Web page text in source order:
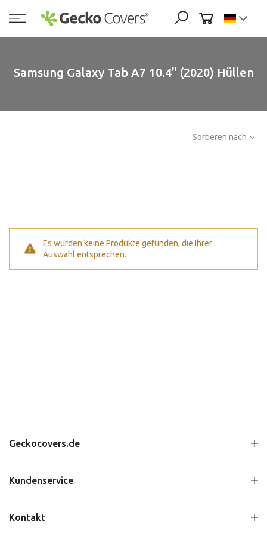
Inhalt
springen
Samsung Galaxy Tab A7 10.4" (2020) Hüllen
Sortieren nach
Es wurden keine Produkte gefunden, die Ihrer
Auswahl entsprechen.
Geckocovers.de
Kundenservice
Kontakt